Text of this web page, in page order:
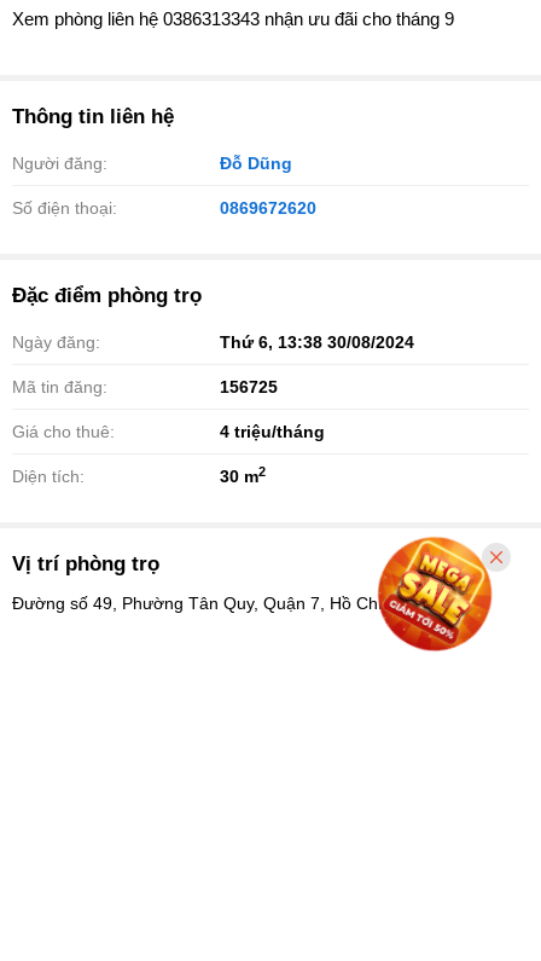
Xem phòng liên hệ 0386313343 nhận ưu đãi cho tháng 9
Thông tin liên hệ
Người đăng: Đỗ Dũng
Số điện thoại: 0869672620
Đặc điểm phòng trọ
Ngày đăng: Thứ 6, 13:38 30/08/2024
Mã tin đăng: 156725
Giá cho thuê: 4 triệu/tháng
Diện tích: 30 m2
Vị trí phòng trọ
Đường số 49, Phường Tân Quy, Quận 7, Hồ Chí Minh